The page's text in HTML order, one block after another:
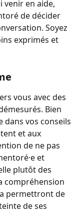
venir en aide,
de décider
Soyez
exprimés et
vous avec des
Bien
dans vos conseils
et aux
de ne pas
et
plutôt des
compréhension
permettront de
de ses